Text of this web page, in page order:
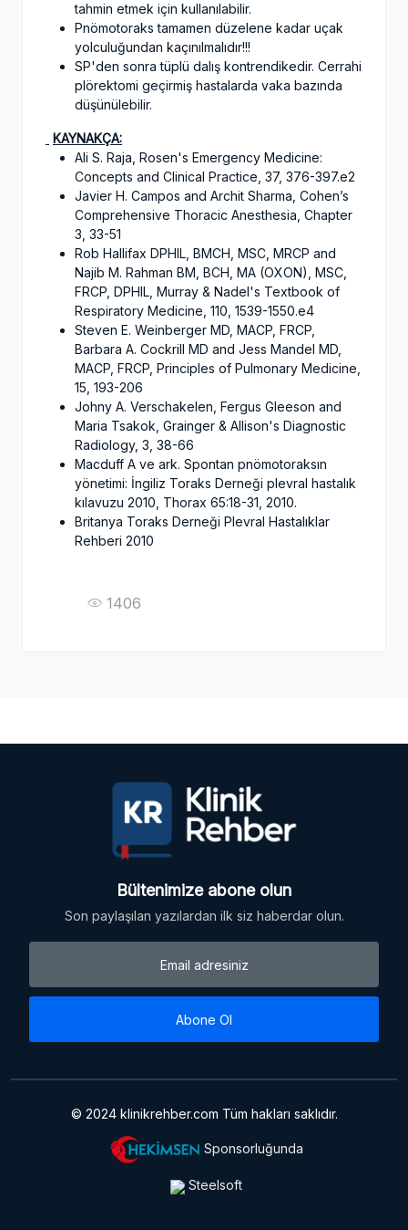
tahmin etmek için kullanılabilir.
Pnömotoraks tamamen düzelene kadar uçak
yolculuğundan kaçınılmalıdır!!!
SP'den sonra tüplü dalış kontrendikedir. Cerrahi
plörektomi geçirmiş hastalarda vaka bazında
düşünülebilir.
KAYNAKÇA:
Ali S. Raja, Rosen's Emergency Medicine:
Concepts and Clinical Practice, 37, 376-397.e2
Javier H. Campos and Archit Sharma, Cohen’s
Comprehensive Thoracic Anesthesia, Chapter
3, 33-51
Rob Hallifax DPHIL, BMCH, MSC, MRCP and
Najib M. Rahman BM, BCH, MA (OXON), MSC,
FRCP, DPHIL, Murray & Nadel's Textbook of
Respiratory Medicine, 110, 1539-1550.e4
Steven E. Weinberger MD, MACP, FRCP,
Barbara A. Cockrill MD and Jess Mandel MD,
MACP, FRCP, Principles of Pulmonary Medicine,
15, 193-206
Johny A. Verschakelen, Fergus Gleeson and
Maria Tsakok, Grainger & Allison's Diagnostic
Radiology, 3, 38-66
Macduff A ve ark. Spontan pnömotoraksın
yönetimi: İngiliz Toraks Derneği plevral hastalık
kılavuzu 2010, Thorax 65:18-31, 2010.
Britanya Toraks Derneği Plevral Hastalıklar
Rehberi 2010
1406
Bültenimize abone olun
Son paylaşılan yazılardan ilk siz haberdar olun.
Abone Ol
© 2024 klinikrehber.com Tüm hakları saklıdır.
Sponsorluğunda
Steelsoft